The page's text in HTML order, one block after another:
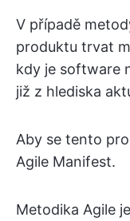
V případě
produktu trvat
kdy je software
již z hlediska
Aby se tento
Agile Manifest.
Metodika Agile